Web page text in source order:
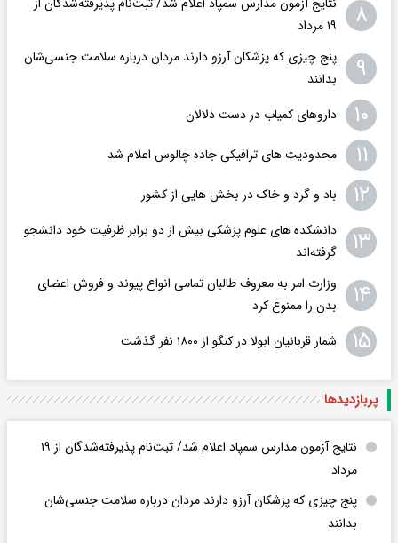
۸
۱۹ مرداد
۹
پنج چیزی که پزشکان آرزو دارند مردان درباره سلامت جنسی‌شان
بدانند
۱۰ داروهای کمیاب در دست دلالان
۱۱ محدودیت های ترافیکی جاده چالوس اعلام شد
۱۲ باد و گرد و خاک در بخش هایی از کشور
۱۳
دانشکده های علوم پزشکی بیش از دو برابر ظرفیت خود دانشجو
گرفته‌اند
۱۴
وزارت امر به معروف طالبان تمامی انواع پیوند و فروش اعضای
بدن را ممنوع کرد
۱۵ شمار قربانیان ابولا در کنگو از ۱۸۰۰ نفر گذشت
پربازدید‌ها
نتایج آزمون مدارس سمپاد اعلام شد/ ثبت‌نام پذیرفته‌شدگان از ۱۹
مرداد
پنج چیزی که پزشکان آرزو دارند مردان درباره سلامت جنسی‌شان
بدانند